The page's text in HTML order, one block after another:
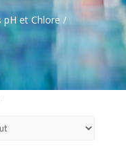
pH et Chlore /